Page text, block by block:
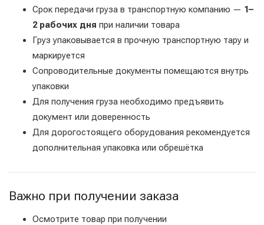
Срок передачи груза в транспортную компанию — 1–
2 рабочих дня при наличии товара
Груз упаковывается в прочную транспортную тару и
маркируется
Сопроводительные документы помещаются внутрь
упаковки
Для получения груза необходимо предъявить
документ или доверенность
Для дорогостоящего оборудования рекомендуется
дополнительная упаковка или обрешётка
Важно при получении заказа
Осмотрите товар при получении